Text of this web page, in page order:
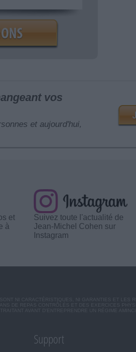
vos
et aujourd'hui,
et
à
Suivez toute l'actualité de
Jean-Michel Cohen sur
Instagram
NI CARACTÉRISTIQUES, NI GARANTIES ET LES
DE REPAS CONTRÔLÉS ET DES EXERCICES
AVANT D'ENTREPRENDRE UN RÉGIME
Support